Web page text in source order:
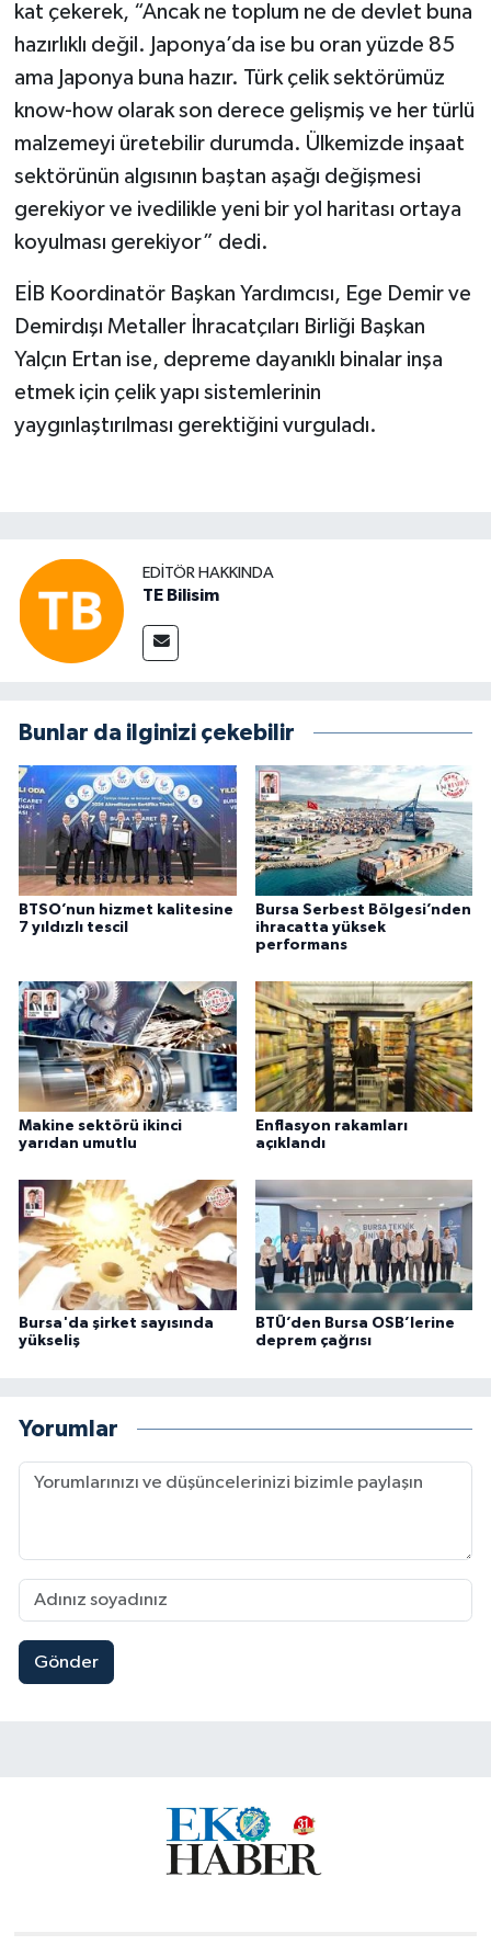
kat çekerek, “Ancak ne toplum ne de devlet buna
hazırlıklı değil. Ja­ponya’da ise bu oran yüzde 85
ama Japonya buna hazır. Türk çelik sektörümüz
know-how olarak son derece geliş­miş ve her türlü
malze­meyi üretebilir du­rumda. Ülkemizde inşaat
sektörünün algı­sının baştan aşağı de­ğişmesi
gerekiyor ve ivedilikle yeni bir yol haritası ortaya
koyul­ması gerekiyor” dedi.
EİB Koordinatör Baş­kan Yardımcısı, Ege De­mir ve
Demirdışı Metal­ler İhracatçıları Birliği Başkan
Yalçın Ertan ise, depreme dayanıklı binalar inşa
etmek için çelik yapı sistemlerinin
yaygınlaştırılması ge­rektiğini vurguladı.
EDITÖR HAKKINDA
TE Bilisim
Bunlar da ilginizi çekebilir
BTSO’nun hizmet kalitesine
7 yıldızlı tescil
Bursa Serbest Bölgesi’nden
ihracatta yüksek
performans
Makine sektörü ikinci
yarıdan umutlu
Enflasyon rakamları
açıklandı
Bursa'da şirket sayısında
yükseliş
BTÜ’den Bursa OSB’lerine
deprem çağrısı
Yorumlar
Gönder